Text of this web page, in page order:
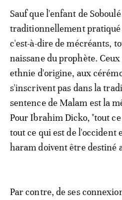
Sauf que l'enfant de
traditionnellement pratiqué
c'est-à-dire de mécréants,
naissane du prophète.
ethnie d'origine, aux
s'inscrivent pas dans la
sentence de Malam est la
Pour Ibrahim Dicko, "tout
tout ce qui est de l'occident
haram doivent être destiné
Par contre, de ses